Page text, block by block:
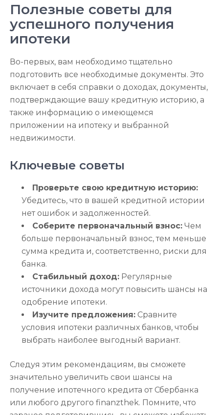
Полезные советы для
успешного получения
ипотеки
Во-первых, вам необходимо тщательно
подготовить все необходимые документы. Это
включает в себя справки о доходах, документы,
подтверждающие вашу кредитную историю, а
также информацию о имеющемся
приложении на ипотеку и выбранной
недвижимости.
Ключевые советы
Проверьте свою кредитную историю:
Убедитесь, что в вашей кредитной истории
нет ошибок и задолженностей.
Соберите первоначальный взнос: Чем
больше первоначальный взнос, тем меньше
сумма кредита и, соответственно, риски для
банка.
Стабильный доход: Регулярные
источники дохода могут повысить шансы на
одобрение ипотеки.
Изучите предложения: Сравните
условия ипотеки различных банков, чтобы
выбрать наиболее выгодный вариант.
Следуя этим рекомендациям, вы сможете
значительно увеличить свои шансы на
получение ипотечного кредита от Сбербанка
или любого другого finanzthek. Помните, что